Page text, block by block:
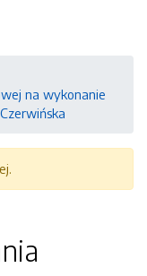
na wykonanie